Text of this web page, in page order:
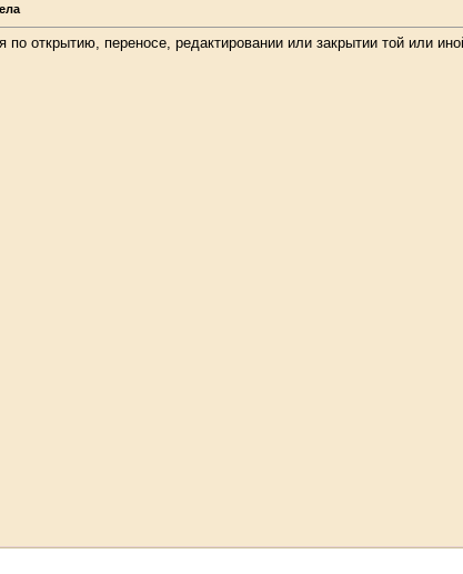
открытию, переносе, редактировании или закрытии той или